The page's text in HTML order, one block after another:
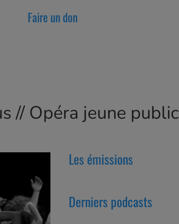
Faire un don
// Opéra jeune public
Les émissions
Derniers podcasts